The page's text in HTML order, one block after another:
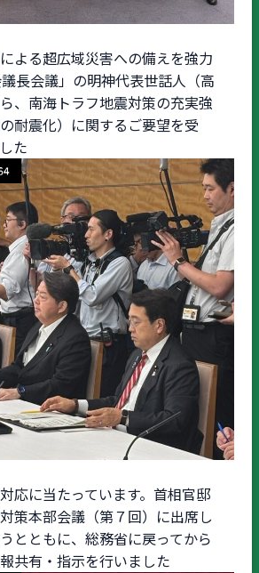
よる超広域災害への備えを強力
長会議」の明神代表世話人（高
、南海トラフ地震対策の充実強
耐震化）に関するご要望を受
た
応に当たっています。首相官邸
策本部会議（第７回）に出席し
とともに、総務省に戻ってから
共有・指示を行いました